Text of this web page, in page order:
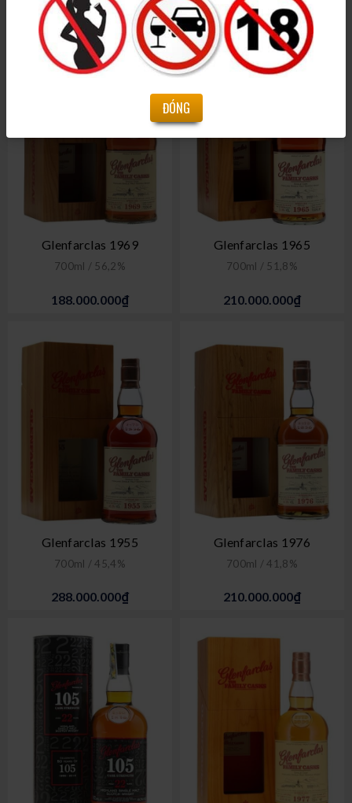
Glenfarclas 1969
700ml / 56,2%
188.000.000₫
Glenfarclas 1965
700ml / 51,8%
210.000.000₫
Glenfarclas 1955
700ml / 45,4%
288.000.000₫
Glenfarclas 1976
700ml / 41,8%
210.000.000₫
ĐÓNG